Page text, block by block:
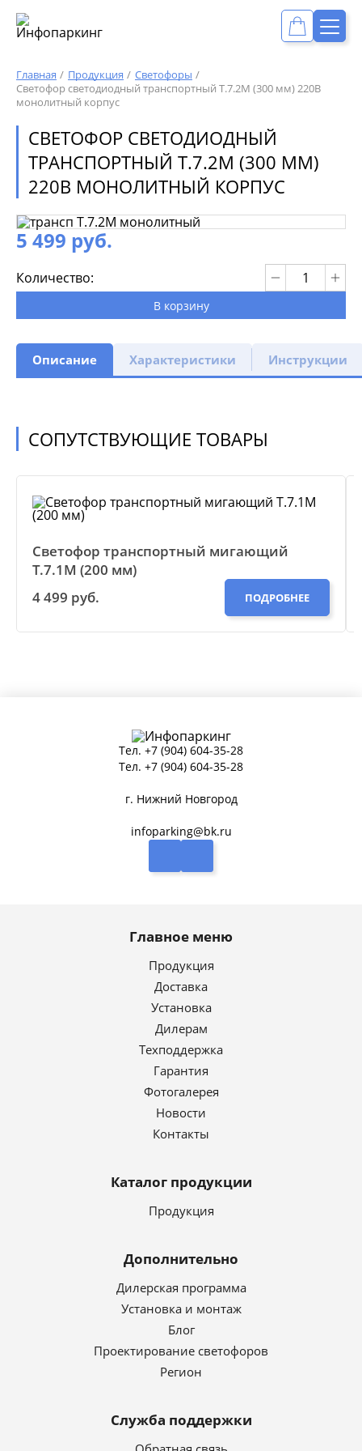
Главная Продукция
Светофоры
Светофор светодиодный транспортный Т.7.2М (300 мм) 220В
монолитный корпус
СВЕТОФОР СВЕТОДИОДНЫЙ
ТРАНСПОРТНЫЙ Т.7.2М (300 ММ)
220В МОНОЛИТНЫЙ КОРПУС
5 499 руб.
Количество:
В корзину
Описание Характеристики Инструкции
СОПУТСТВУЮЩИЕ ТОВАРЫ
Светофор транспортный мигающий
Т.7.1М (200 мм)
4 499 руб.
ПОДРОБНЕЕ
Тел. +7 (904) 604-35-28
Тел. +7 (904) 604-35-28
г. Нижний Новгород
infoparking@bk.ru
Главное меню
Продукция
Доставка
Установка
Дилерам
Техподдержка
Гарантия
Фотогалерея
Новости
Контакты
Каталог продукции
Продукция
Дополнительно
Дилерская программа
Установка и монтаж
Блог
Проектирование светофоров
Регион
Служба поддержки